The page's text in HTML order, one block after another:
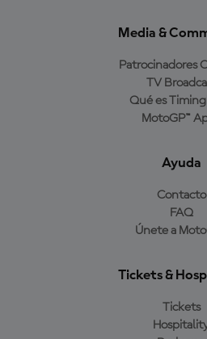
Media &
Patrocinadores
TV
Qué es
MotoGP™
Ayuda
Contacto
FAQ
Únete a
Tickets &
Tickets